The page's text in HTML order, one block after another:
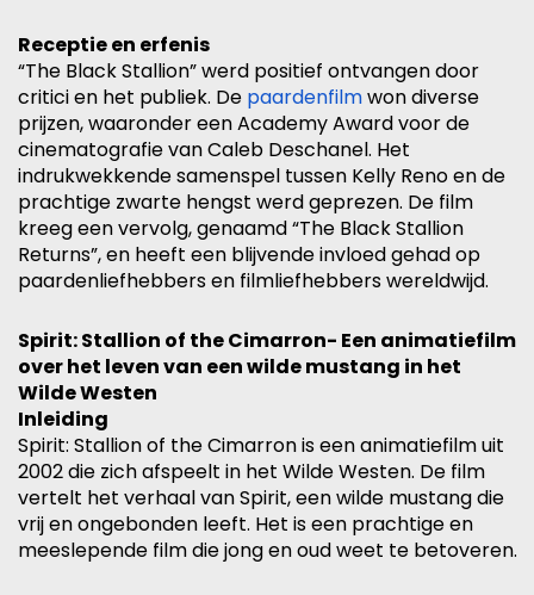
Receptie en erfenis
“The Black Stallion” werd positief ontvangen door
critici en het publiek. De paardenfilmwon diverse
prijzen, waaronder een Academy Award voor de
cinematografie van Caleb Deschanel. Het
indrukwekkende samenspel tussen Kelly Reno en de
prachtige zwarte hengst werd geprezen. De film
kreeg een vervolg, genaamd “The Black Stallion
Returns”, en heeft een blijvende invloed gehad op
paardenliefhebbers en filmliefhebbers wereldwijd.
Spirit: Stallion of the Cimarron- Een animatiefilm
over het leven van een wilde mustang in het
Wilde Westen
Inleiding
Spirit: Stallion of the Cimarron is een animatiefilm uit
2002 die zich afspeelt in het Wilde Westen. De film
vertelt het verhaal van Spirit, een wilde mustang die
vrij en ongebonden leeft. Het is een prachtige en
meeslepende film die jong en oud weet te betoveren.